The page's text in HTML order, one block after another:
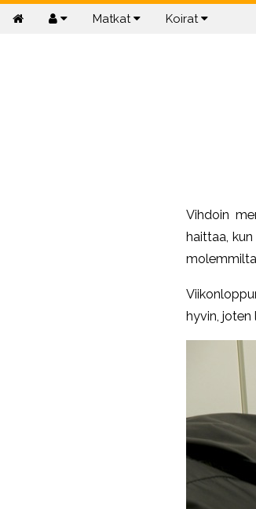
Matkat Koirat
Vihdoin
haittaa,
hyvin, joten